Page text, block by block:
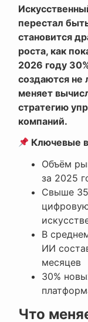
перестал
становится
роста, как
2026 году
создаются не
меняет
стратегию
компаний.
Ключевые
Объём
за 2025
Свыше
В
ИИ
месяцев
30%
Что